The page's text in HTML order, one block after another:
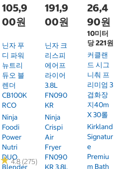
★
★4.8 (275)
105,9
00원
닌자 푸
디 파워
뉴트리
듀오 블
렌더
CB100K
RCO
Ninja
Foodi
Power
Nutri
DUO
Blender
191,9
00원
닌자 크
리스피
에어프
라이어
3.8L
FN090
KR
Ninja
Crispi
Air
Fryer
FN090
KR 3.8L
26,4
90원
10미터
당 221원
커클랜
드 시그
니춰 프
리미엄 3
겹화장
지40m
X 30롤
Kirkland
Signatur
E
Premiu
M Bath